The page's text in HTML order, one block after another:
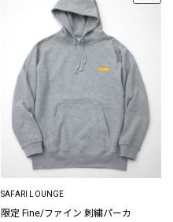
SAFARI LOUNGE
限定 Fine/ファイン 刺繍パーカ